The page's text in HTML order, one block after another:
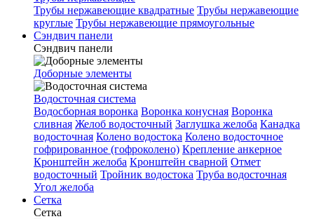
Трубы нержавеющие квадратные Трубы нержавеющие
круглые Трубы нержавеющие прямоугольные
Сэндвич панели
Сэндвич панели
Доборные элементы
Водосточная система
Водосборная воронка Воронка конусная Воронка
сливная Желоб водосточный Заглушка желоба Канадка
водосточная Колено водостока Колено водосточное
гофрированное (гофроколено) Крепление анкерное
Кронштейн желоба Кронштейн сварной Отмет
водосточный Тройник водостока Труба водосточная
Угол желоба
Сетка
Сетка